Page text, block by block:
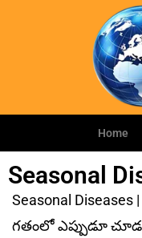
Home
Seasonal
Seasonal
గ‌తంలో ఎప్పుడూ